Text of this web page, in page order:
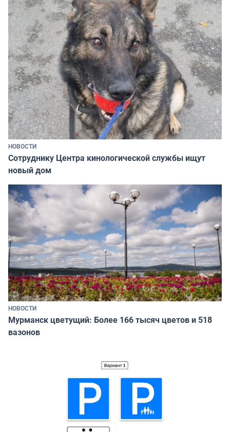
НОВОСТИ
Сотруднику Центра кинологической службы ищут
новый дом
НОВОСТИ
Мурманск цветущий: Более 166 тысяч цветов и 518
вазонов